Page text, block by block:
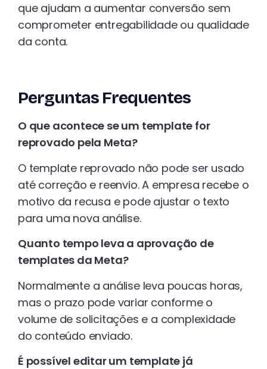
que ajudam a aumentar conversão sem
comprometer entregabilidade ou qualidade
da conta.
Perguntas Frequentes
O que acontece se um template for
reprovado pela Meta?
O template reprovado não pode ser usado
até correção e reenvio. A empresa recebe o
motivo da recusa e pode ajustar o texto
para uma nova análise.
Quanto tempo leva a aprovação de
templates da Meta?
Normalmente a análise leva poucas horas,
mas o prazo pode variar conforme o
volume de solicitações e a complexidade
do conteúdo enviado.
É possível editar um template já